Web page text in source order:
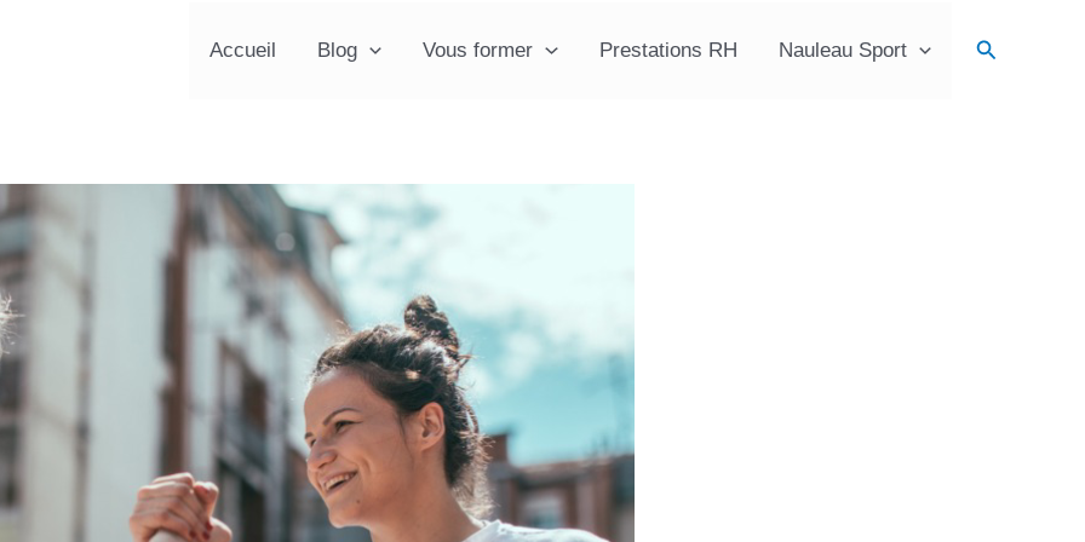
Accueil Blog Vous former Prestations RH Nauleau Sport